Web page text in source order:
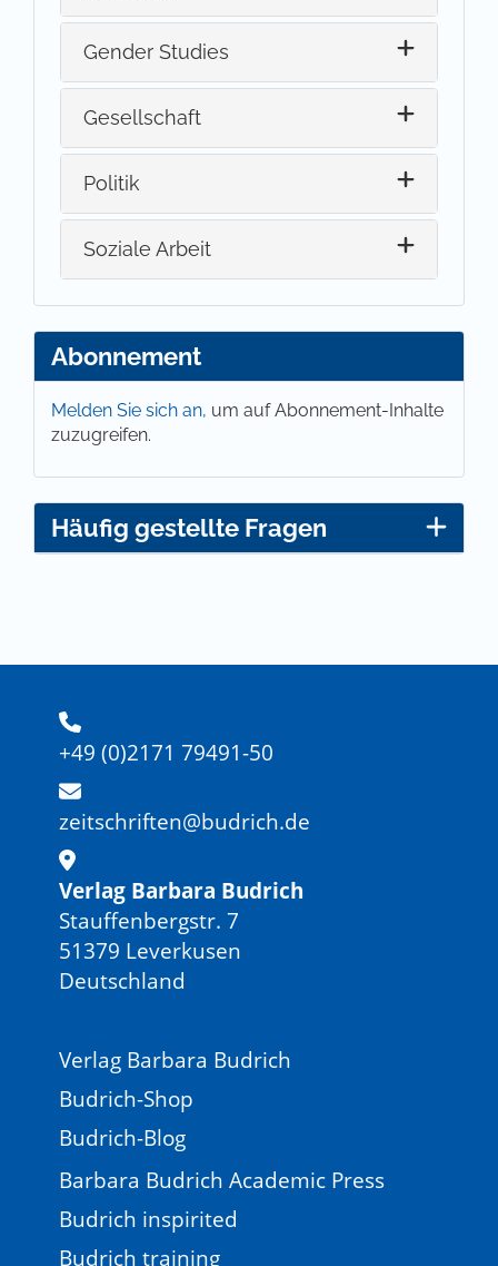
Gender Studies
Gesellschaft
Politik
Soziale Arbeit
Abonnement
Melden Sie sich an, um auf Abonnement-Inhalte
zuzugreifen.
Häufig gestellte Fragen
+49 (0)2171 79491-50
zeitschriften@budrich.de
Verlag Barbara Budrich
Stauffenbergstr. 7
51379 Leverkusen
Deutschland
Verlag Barbara Budrich
Budrich-Shop
Budrich-Blog
Barbara Budrich Academic Press
Budrich inspirited
Budrich training